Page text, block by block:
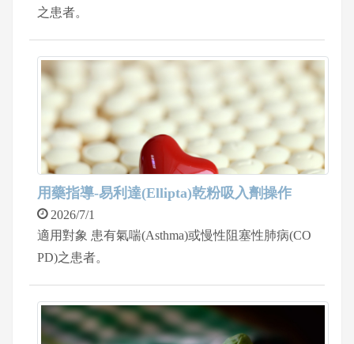
之患者。
用藥指導-易利達(Ellipta)乾粉吸入劑操作
2026/7/1
適用對象 患有氣喘(Asthma)或慢性阻塞性肺病(CO
PD)之患者。